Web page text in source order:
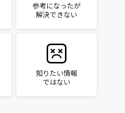
参考になったが
解決できない
知りたい情報
ではない